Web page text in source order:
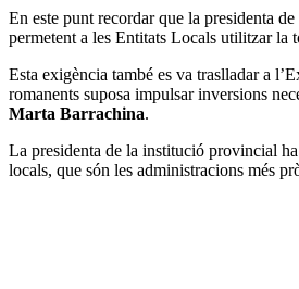
En este punt recordar que la presidenta
permetent a les Entitats Locals utilitzar la
Esta exigència també es va traslladar a
romanents suposa impulsar inversions
Marta Barrachina.
La presidenta de la institució provincial
locals, que són les administracions més